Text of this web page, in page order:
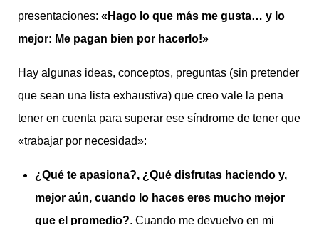
presentaciones: «Hago lo que más me gusta… y lo
mejor: Me pagan bien por hacerlo!»
Hay algunas ideas, conceptos, preguntas (sin pretender
que sean una lista exhaustiva) que creo vale la pena
tener en cuenta para superar ese síndrome de tener que
«trabajar por necesidad»:
¿Qué te apasiona?, ¿Qué disfrutas haciendo y,
mejor aún, cuando lo haces eres mucho mejor
que el promedio?. Cuando me devuelvo en mi